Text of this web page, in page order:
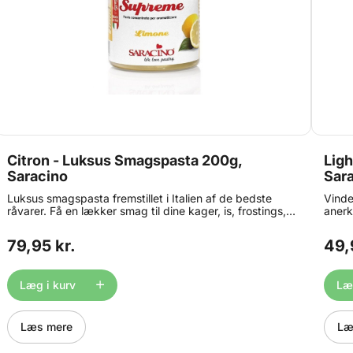
Citron - Luksus Smagspasta 200g,
Saracino
Luksus smagspasta fremstillet i Italien af de bedste
råvarer. Få en lækker smag til dine kager, is, frostings,
og tåler naturligvis også en tur i fryseren. Anbefalet
Indhold: 200 g.
79,95 kr.
Læg i kurv
Læs mere
og
så